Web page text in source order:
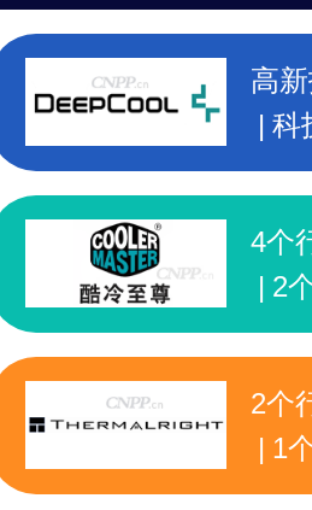
高
科
2
4个
2
专
2个
1
专